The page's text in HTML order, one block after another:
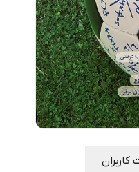
کاربران